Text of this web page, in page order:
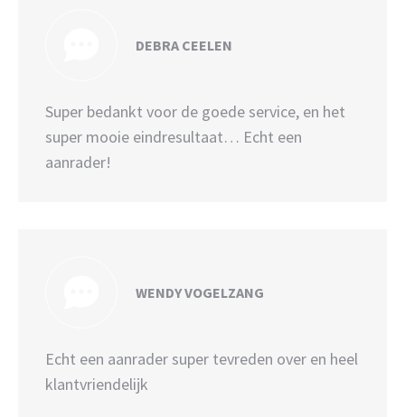
DEBRA CEELEN
Super bedankt voor de goede service, en het
super mooie eindresultaat… Echt een
aanrader!
WENDY VOGELZANG
Echt een aanrader super tevreden over en heel
klantvriendelijk